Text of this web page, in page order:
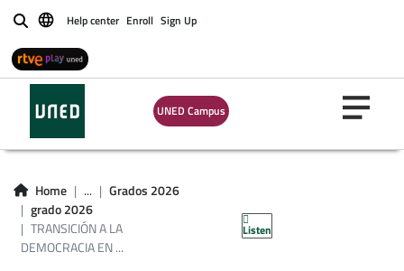
BuscarHelp center Enroll Sign Up
UNED Campus
Home ...
Grados 2026
grado 2026
TRANSICIÓN A LA
DEMOCRACIA EN ...
Listen
TRANSICIÓN A LA
DEMOCRACIA EN
AMÉRICA LATINA